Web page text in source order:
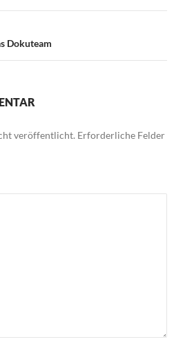
Dokuteam
veröffentlicht. Erforderliche Felder